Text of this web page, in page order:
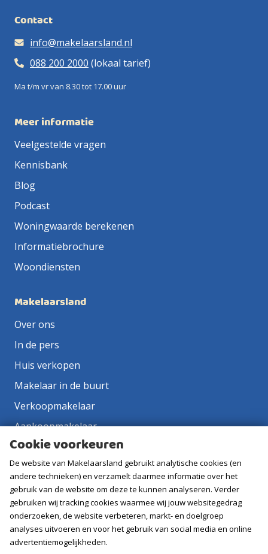
Contact
info@makelaarsland.nl
088 200 2000 (lokaal tarief)
Ma t/m vr van 8.30 tot 17.00 uur
Meer informatie
Veelgestelde vragen
Kennisbank
Blog
Podcast
Woningwaarde berekenen
Informatiebrochure
Woondiensten
Makelaarsland
Over ons
In de pers
Huis verkopen
Makelaar in de buurt
Verkoopmakelaar
Aankoopmakelaar
Contact
Vacatures
Volg ons
Cookie voorkeuren
De website van Makelaarsland gebruikt analytische cookies (en
andere technieken) en verzamelt daarmee informatie over het
gebruik van de website om deze te kunnen analyseren. Verder
gebruiken wij tracking cookies waarmee wij jouw websitegedrag
onderzoeken, de website verbeteren, markt- en doelgroep
analyses uitvoeren en voor het gebruik van social media en online
advertentiemogelijkheden.